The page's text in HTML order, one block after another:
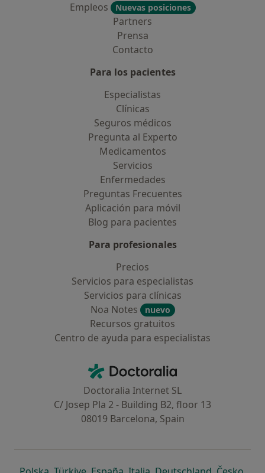
Empleos
Nuevas posiciones
Partners
Prensa
Contacto
Para los pacientes
Especialistas
Clínicas
Seguros médicos
Pregunta al Experto
Medicamentos
Servicios
Enfermedades
Preguntas Frecuentes
Aplicación para móvil
Blog para pacientes
Para profesionales
Precios
Servicios para especialistas
Servicios para clínicas
Noa Notes
nuevo
Recursos gratuitos
Centro de ayuda para especialistas
Doctoralia - Página de inicio
Doctoralia Internet SL
C/ Josep Pla 2 - Building B2, floor 13
08019 Barcelona, Spain